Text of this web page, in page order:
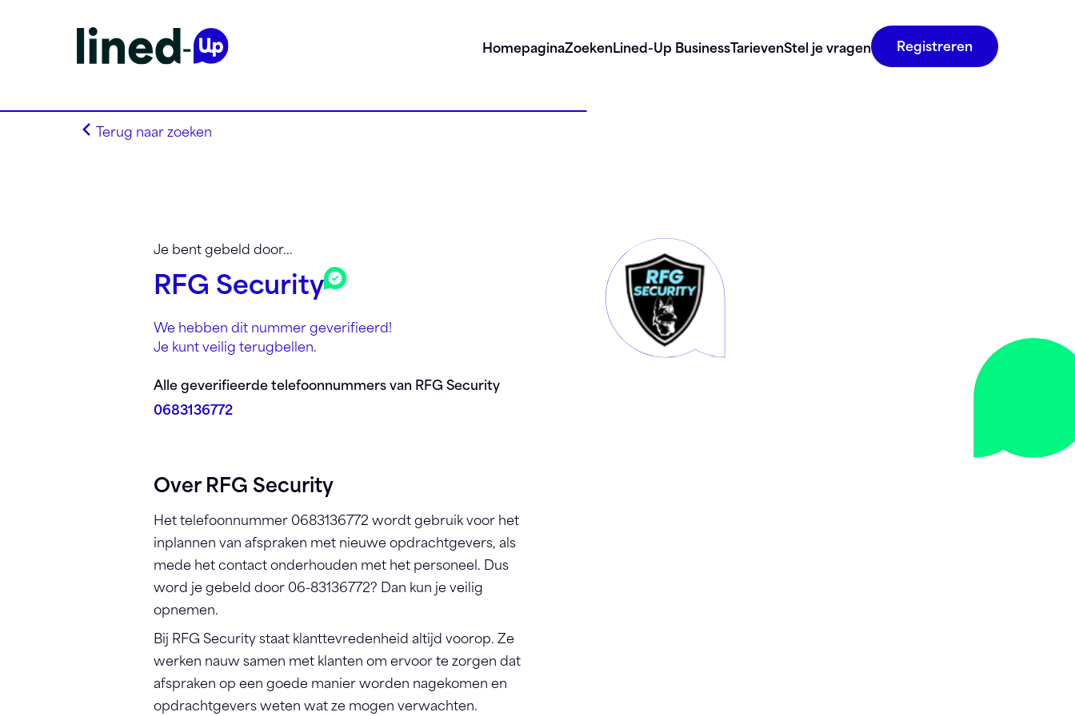
HomepaginaZoekenLined-Up BusinessTarievenStel je vragen Registreren
Terug naar zoeken
Je bent gebeld door...
RFG Security
We hebben dit nummer geverifieerd!
Je kunt veilig terugbellen.
Alle geverifieerde telefoonnummers van RFG Security
0683136772
Over RFG Security
Het telefoonnummer 0683136772 wordt gebruik voor het
inplannen van afspraken met nieuwe opdrachtgevers, als
mede het contact onderhouden met het personeel. Dus
word je gebeld door 06-83136772? Dan kun je veilig
opnemen.
Bij RFG Security staat klanttevredenheid altijd voorop. Ze
werken nauw samen met klanten om ervoor te zorgen dat
afspraken op een goede manier worden nagekomen en
opdrachtgevers weten wat ze mogen verwachten.
Search on alphabet
Search on Area Code
Lined-Up Business
Stel je vragen
Registreren